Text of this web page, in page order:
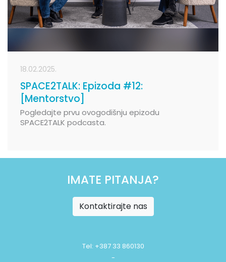
18.02.2025.
SPACE2TALK: Epizoda #12:
[Mentorstvo]
Pogledajte prvu ovogodišnju epizodu
SPACE2TALK podcasta.
IMATE PITANJA?
Kontaktirajte nas
Tel: +387 33 860130
-